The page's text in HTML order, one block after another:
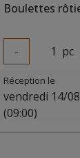
- 1 pc
Réception le
vendredi 14/08
(09:00)